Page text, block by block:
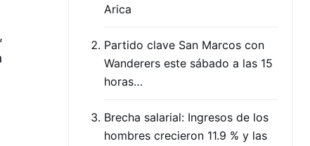
Arica
Partido clave San Marcos con
Wanderers este sábado a las 15
horas…
Brecha salarial: Ingresos de los
hombres crecieron 11.9 % y las